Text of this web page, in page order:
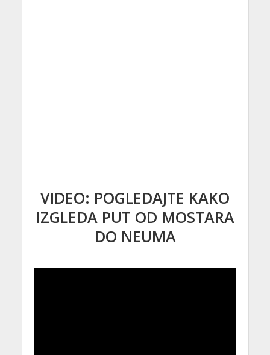
VIDEO: POGLEDAJTE KAKO
IZGLEDA PUT OD MOSTARA
DO NEUMA